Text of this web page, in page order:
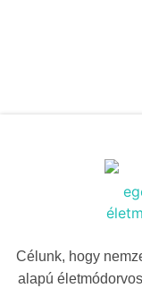
Célunk, hogy
alapú